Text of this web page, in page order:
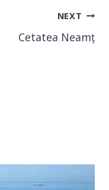
NEXT
Cetatea Neamț